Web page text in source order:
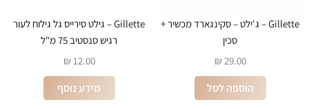
Gillette – ג'ילט – סקינגארד מכשיר +
סכין
29.00
₪
הוספה לסל
Gillette – גילט סירייס גל גילוח לעור
רגיש סנסטיב 75 מ"ל
12.00
₪
מידע נוסף